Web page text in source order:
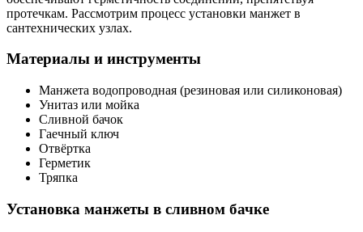
протечкам. Рассмотрим процесс установки манжет в
сантехнических узлах.
Материалы и инструменты
Манжета водопроводная (резиновая или силиконовая)
Унитаз или мойка
Сливной бачок
Гаечный ключ
Отвёртка
Герметик
Тряпка
Установка манжеты в сливном бачке